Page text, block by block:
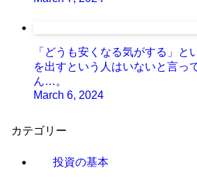
「どうも安くなる気がする」と
を出すという人はいないと言っ
ん…。
March 6, 2024
カテゴリー
投資の基本